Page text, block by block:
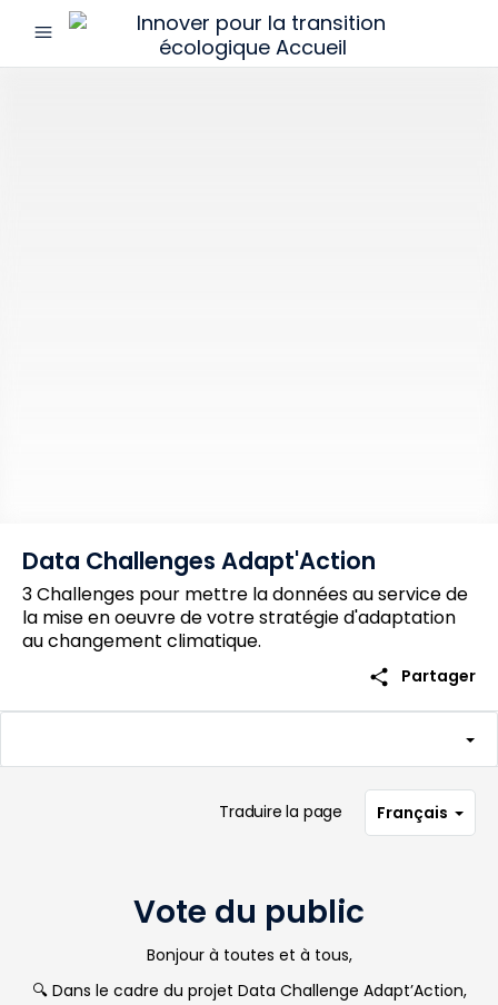
menu
Innover
Data Challenges Adapt'Action
3 Challenges pour mettre la données au service de
la mise en oeuvre de votre stratégie d'adaptation
au changement climatique.
share Partager
Traduire la page Français
Vote du public
Bonjour à toutes et à tous,
🔍 Dans le cadre du projet Data Challenge Adapt’Action,